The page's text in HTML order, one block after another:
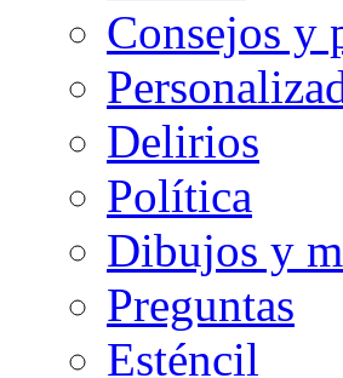
Consejos y
Delirios
Política
Dibujos y
Preguntas
Esténcil